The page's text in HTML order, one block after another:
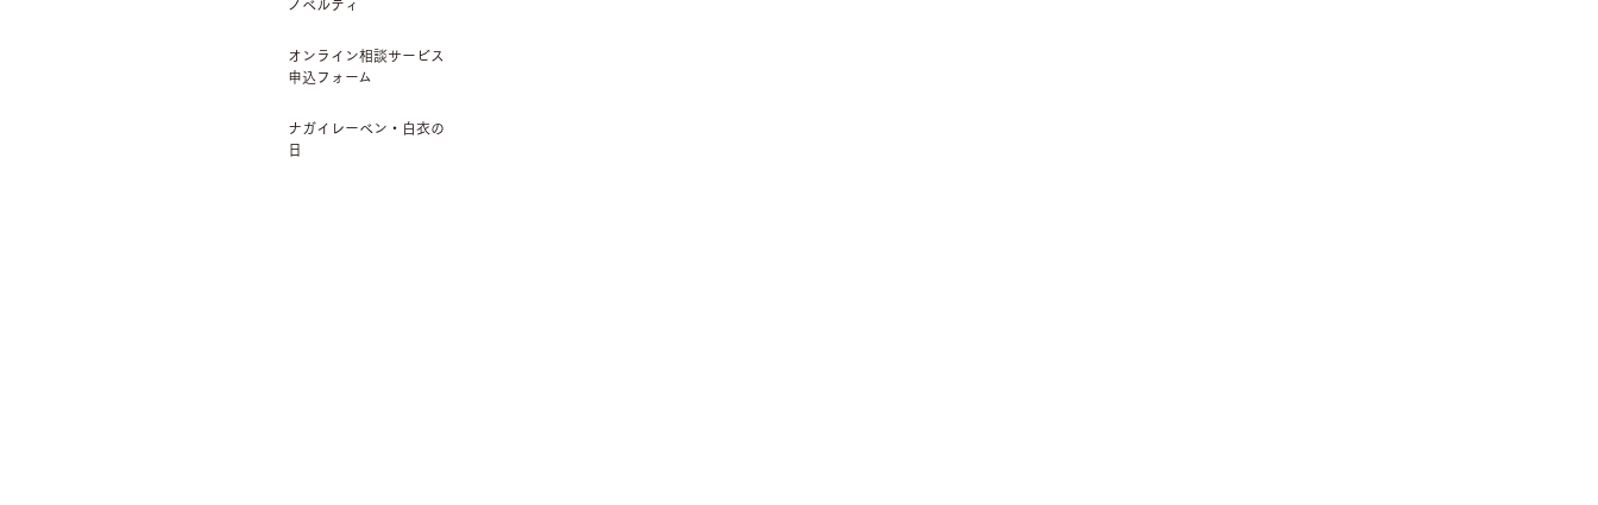
オンライン相談サービス
申込フォーム
ナガイレーベン・白衣の
日